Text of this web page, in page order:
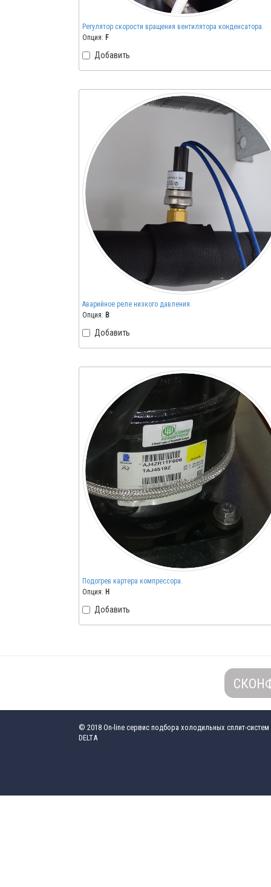
Регулятор скорости вращения вентилятора конденсатора.
Опция: F
Добавить
Аварийное реле низкого давления.
Опция: B
Добавить
Подогрев картера компрессора.
Опция: H
Добавить
© 2018 On-line сервис подбора холодильных сплит-систем
DELTA